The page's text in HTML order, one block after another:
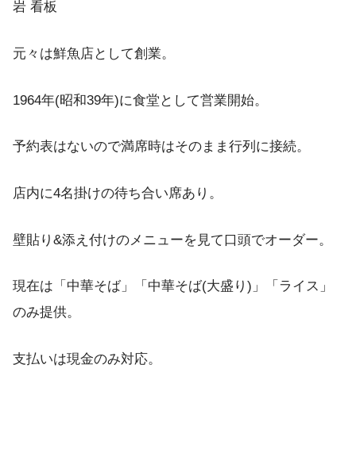
元々は鮮魚店として創業。
1964年(昭和39年)に食堂として営業開始。
予約表はないので満席時はそのまま行列に接続。
店内に4名掛けの待ち合い席あり。
壁貼り&添え付けのメニューを見て口頭でオーダー。
現在は「中華そば」「中華そば(大盛り)」「ライス」
のみ提供。
支払いは現金のみ対応。